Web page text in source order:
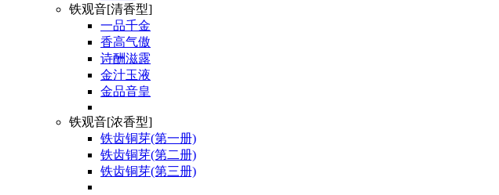
铁观音[清香型]
一品千金
香高气傲
诗酬滋露
金汁玉液
金品音皇
铁观音[浓香型]
铁齿铜芽(第一册)
铁齿铜芽(第二册)
铁齿铜芽(第三册)